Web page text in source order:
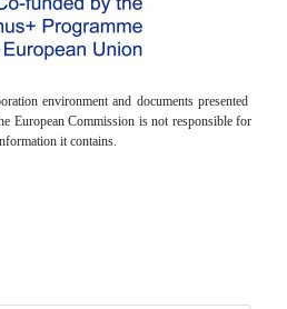
environment and documents presented
European Commission is not responsible for
it contains.